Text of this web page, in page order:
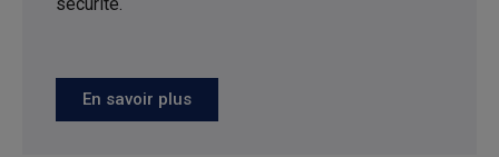
En savoir plus
souscription, ni un conseil
personnalisé.